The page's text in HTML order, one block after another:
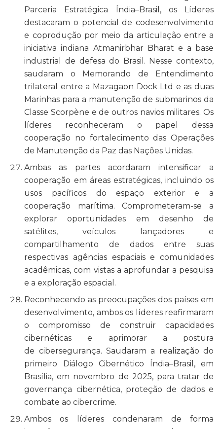
Parceria Estratégica Índia–Brasil, os Líderes
destacaram o potencial de codesenvolvimento
e coprodução por meio da articulação entre a
iniciativa indiana Atmanirbhar Bharat e a base
industrial de defesa do Brasil. Nesse contexto,
saudaram o Memorando de Entendimento
trilateral entre a Mazagaon Dock Ltd e as duas
Marinhas para a manutenção de submarinos da
Classe Scorpène e de outros navios militares. Os
líderes reconheceram o papel dessa
cooperação no fortalecimento das Operações
de Manutenção da Paz das Nações Unidas.
Ambas as partes acordaram intensificar a
cooperação em áreas estratégicas, incluindo os
usos pacíficos do espaço exterior e a
cooperação marítima. Comprometeram-se a
explorar oportunidades em desenho de
satélites, veículos lançadores e
compartilhamento de dados entre suas
respectivas agências espaciais e comunidades
acadêmicas, com vistas a aprofundar a pesquisa
e a exploração espacial.
Reconhecendo as preocupações dos países em
desenvolvimento, ambos os líderes reafirmaram
o compromisso de construir capacidades
cibernéticas e aprimorar a postura
de cibersegurança. Saudaram a realização do
primeiro Diálogo Cibernético Índia–Brasil, em
Brasília, em novembro de 2025, para tratar de
governança cibernética, proteção de dados e
combate ao cibercrime.
Ambos os líderes condenaram de forma